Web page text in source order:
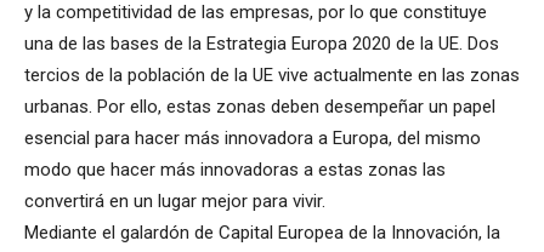
y la competitividad de las empresas, por lo que constituye
una de las bases de la Estrategia Europa 2020 de la UE. Dos
tercios de la población de la UE vive actualmente en las zonas
urbanas. Por ello, estas zonas deben desempeñar un papel
esencial para hacer más innovadora a Europa, del mismo
modo que hacer más innovadoras a estas zonas las
convertirá en un lugar mejor para vivir.
Mediante el galardón de Capital Europea de la Innovación, la